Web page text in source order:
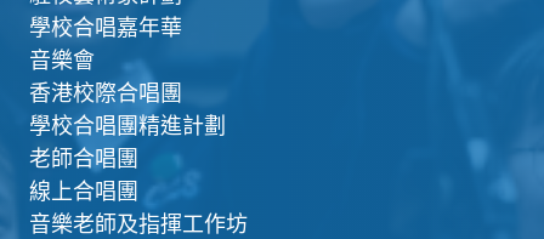
學校合唱嘉年華
音樂會
香港校際合唱團
學校合唱團精進計劃
老師合唱團
線上合唱團
音樂老師及指揮工作坊